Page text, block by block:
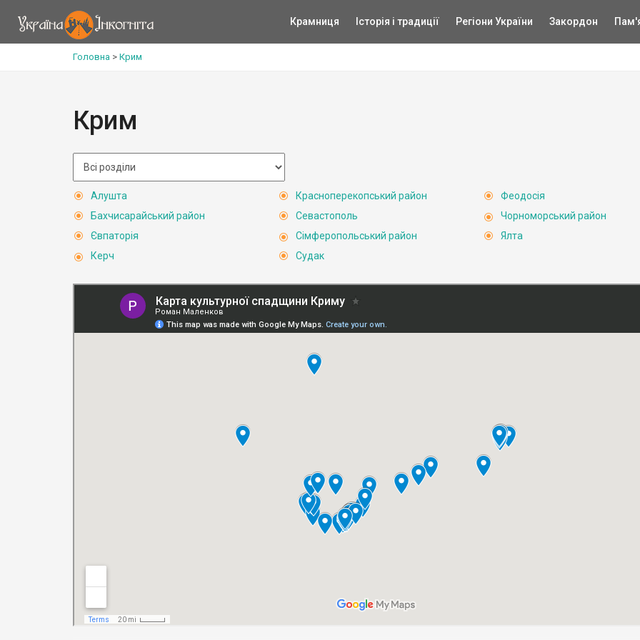
Крамниця Історія і традиції Регіони України Закордон
Головна > Крим
Крим
Алушта
Бахчисарайський район
Євпаторія
Керч
Красноперекопський район
Севастополь
Сімферопольський район
Судак
Феодосія
Чорноморський район
Ялта